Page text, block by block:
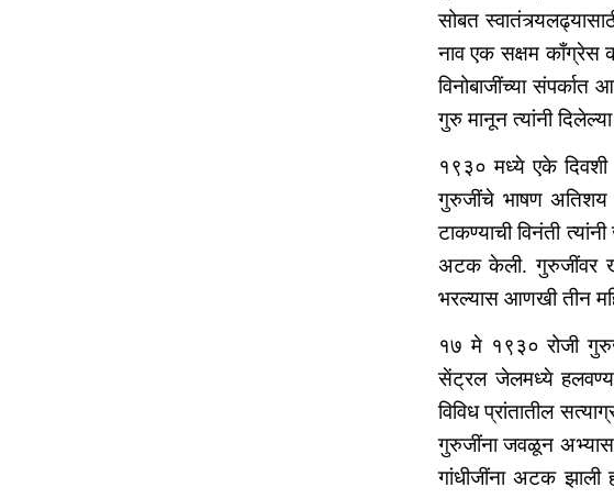
सोबत
नाव एक सक्षम काँग्रेस
विनोबाजींच्या संपर्कात
गुरु मानून त्यांनी
१९३० मध्ये एके
गुरुजींचे भाषण अतिशय
टाकण्याची विनंती
अटक केली. गुरुजींवर
भरल्यास आणखी तीन
१७ मे १९३० रोजी
सेंट्रल जेलमध्ये
विविध प्रांतातील
गुरुजींना जवळून अभ्यास
गांधीजींना अटक झाली